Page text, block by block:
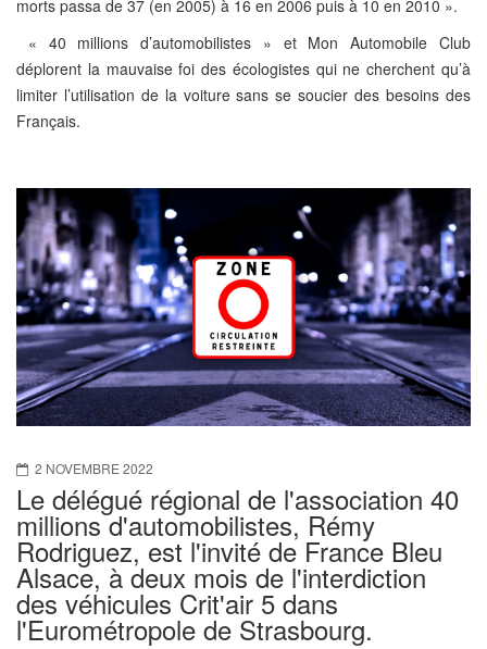
morts passa de 37 (en 2005) à 16 en 2006 puis à 10 en 2010 ».
« 40 millions d’automobilistes » et Mon Automobile Club
déplorent la mauvaise foi des écologistes qui ne cherchent qu’à
limiter l’utilisation de la voiture sans se soucier des besoins des
Français.
2 NOVEMBRE 2022
Le délégué régional de l'association 40
millions d'automobilistes, Rémy
Rodriguez, est l'invité de France Bleu
Alsace, à deux mois de l'interdiction
des véhicules Crit'air 5 dans
l'Eurométropole de Strasbourg.